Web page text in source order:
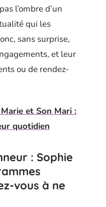
l’ombre d’un
qui les
sans surprise,
et leur
ou de rendez-
et Son Mari :
quotidien
: Sophie
vous à ne